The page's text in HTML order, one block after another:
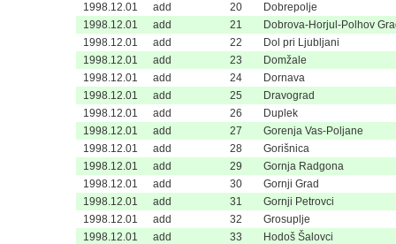
1998.12.01
add 20
Dobrepolje
1998.12.01
add 21
Dobrova-Horjul-Polhov
1998.12.01
add 22
Dol pri Ljubljani
1998.12.01
add 23
Domžale
1998.12.01
add 24
Dornava
1998.12.01
add 25
Dravograd
1998.12.01
add 26
Duplek
1998.12.01
add 27
Gorenja Vas-Poljane
1998.12.01
add 28
Gorišnica
1998.12.01
add 29
Gornja Radgona
1998.12.01
add 30
Gornji Grad
1998.12.01
add 31
Gornji Petrovci
1998.12.01
add 32
Grosuplje
1998.12.01
add 33
Hodoš Šalovci